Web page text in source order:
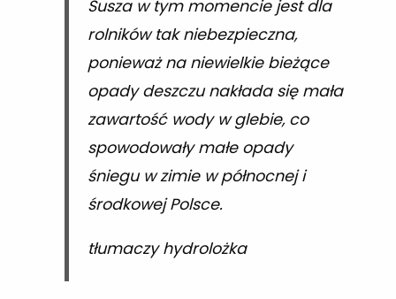
Susza w tym momencie jest dla
rolników tak niebezpieczna,
ponieważ na niewielkie bieżące
opady deszczu nakłada się mała
zawartość wody w glebie, co
spowodowały małe opady
śniegu w zimie w północnej i
środkowej Polsce.
tłumaczy hydrolożka